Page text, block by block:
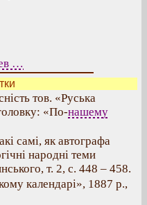
…
тов. «Руська
«По-нашему
самі, як автографа
народні теми
т. 2, с. 448 – 458.
календарі», 1887 р.,